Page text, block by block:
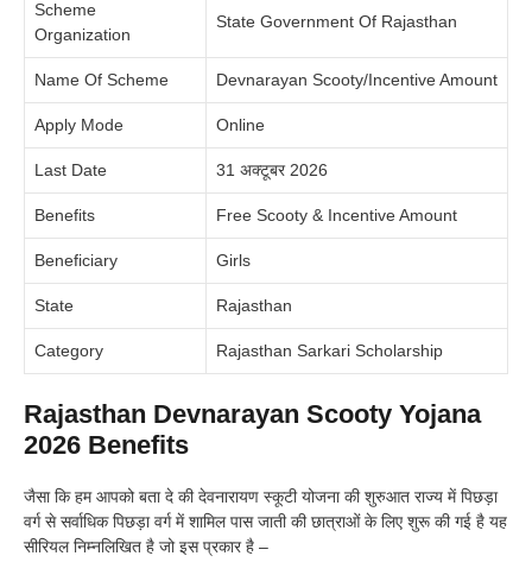
Scheme
Organization
State Government Of Rajasthan
Name Of Scheme Devnarayan Scooty/Incentive Amount
Apply Mode Online
Last Date 31 अक्टूबर 2026
Benefits Free Scooty & Incentive Amount
Beneficiary Girls
State Rajasthan
Category Rajasthan Sarkari Scholarship
Rajasthan Devnarayan Scooty Yojana
2026 Benefits
जैसा कि हम आपको बता दे की देवनारायण स्कूटी योजना की शुरुआत राज्य में पिछड़ा
वर्ग से सर्वाधिक पिछड़ा वर्ग में शामिल पास जाती की छात्राओं के लिए शुरू की गई है यह
सीरियल निम्नलिखित है जो इस प्रकार है –